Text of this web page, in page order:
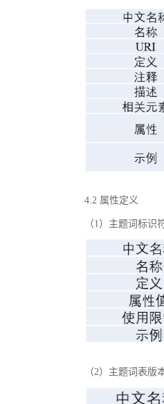
4.2 属性定义
（1）主题词标识
（2）主题词表版